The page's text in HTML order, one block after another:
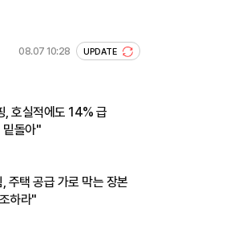
08.07 10:28 UPDATE
, 호실적에도 14% 급
밑돌아"
주택 공급 가로 막는 장본
하라"